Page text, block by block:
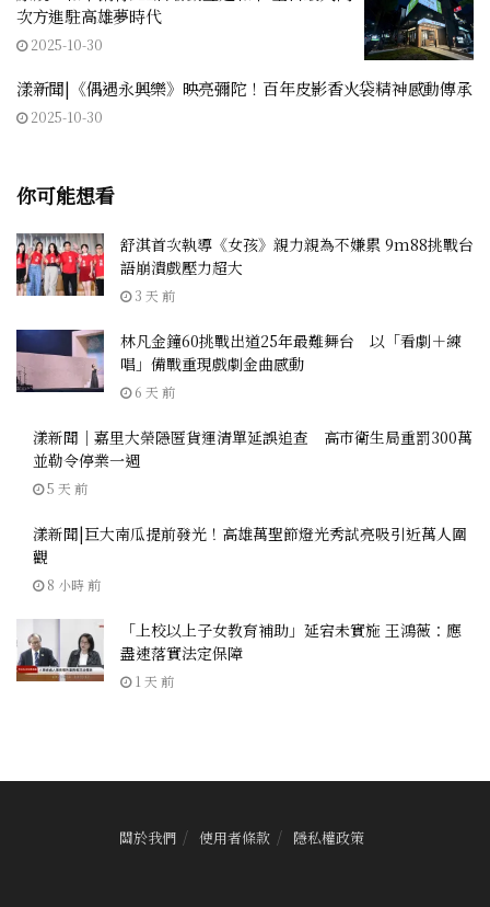
次方進駐高雄夢時代
2025-10-30
漾新聞|《偶遇永興樂》映亮彌陀！百年皮影香火袋精神感動傳承
2025-10-30
你可能想看
舒淇首次執導《女孩》親力親為不嫌累 9m88挑戰台
語崩潰戲壓力超大
3 天 前
林凡金鐘60挑戰出道25年最難舞台 以「看劇＋練
唱」備戰重現戲劇金曲感動
6 天 前
漾新聞｜嘉里大榮隱匿貨運清單延誤追查 高市衛生局重罰300萬
並勒令停業一週
5 天 前
漾新聞|巨大南瓜提前發光！高雄萬聖節燈光秀試亮吸引近萬人圍
觀
8 小時 前
「上校以上子女教育補助」延宕未實施 王鴻薇：應
盡速落實法定保障
1 天 前
關於我們 使用者條款 隱私權政策